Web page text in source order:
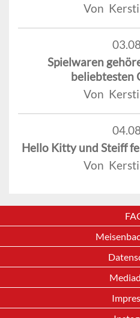
Von
Spielwaren
beliebtesten
Von
Hello Kitty und Steiff
Von